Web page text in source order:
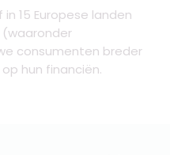
15 Europese landen
consumenten breder
hun financiën.